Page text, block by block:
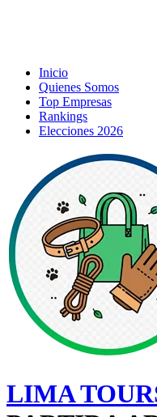
Inicio
Quienes Somos
Top Empresas
Rankings
Elecciones 2026
LIMA